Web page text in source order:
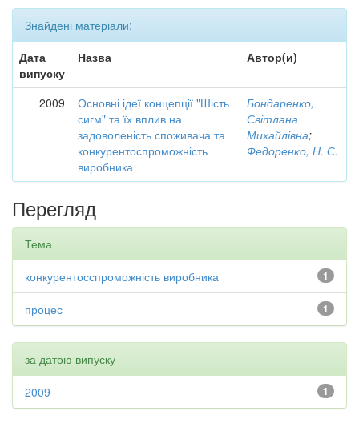
Знайдені матеріали:
Дата
випуску
Назва Автор(и)
2009
Основні ідеї концепції "Шість
сигм" та їх вплив на
задоволеність споживача та
конкурентоспроможність
виробника
Бондаренко,
Світлана
Михайлівна;
Федоренко, Н. Є.
Перегляд
Тема
1
конкурентосспроможність виробника
1
процес
за датою випуску
1
2009